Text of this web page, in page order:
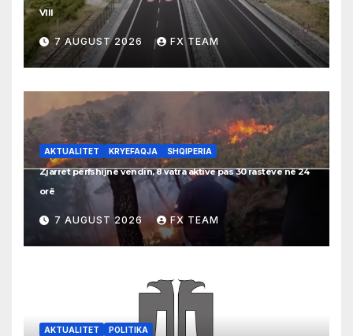
VIII
7 AUGUST 2026 FX TEAM
AKTUALITET KRYEFAQJA SHQIPERIA
Zjarret përfshijnë vendin, 8 vatra aktive pas 30 rasteve në 24
orë
7 AUGUST 2026 FX TEAM
AKTUALITET POLITIKA